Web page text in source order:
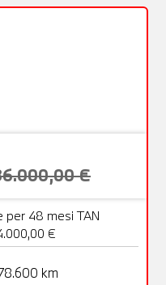
€
per 48 mesi TAN
€
km